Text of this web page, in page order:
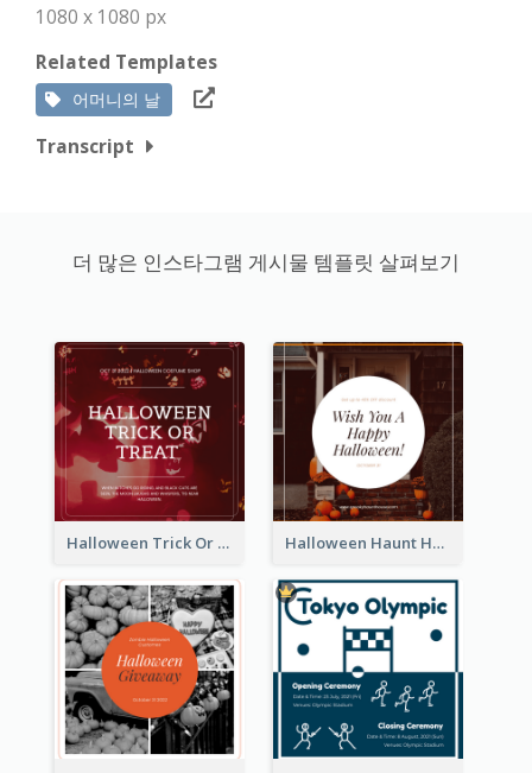
1080 x 1080 px
Related Templates
어머니의 날
Transcript
더 많은 인스타그램 게시물 템플릿 살펴보기
Halloween Trick Or Treat Instagram Post Halloween Haunt House Instagram Post